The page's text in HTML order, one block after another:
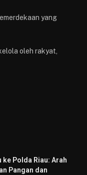
yang
oleh rakyat,
ke Polda Riau: Arah
Pangan dan